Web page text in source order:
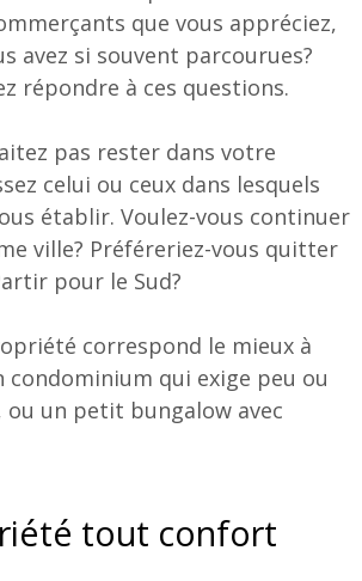
que vous appréciez,
avez si souvent parcourues?
répondre à ces questions.
pas rester dans votre
celui ou ceux dans lesquels
établir. Voulez-vous continuer
ville? Préféreriez-vous quitter
pour le Sud?
correspond le mieux à
condominium qui exige peu ou
un petit bungalow avec
tout confort